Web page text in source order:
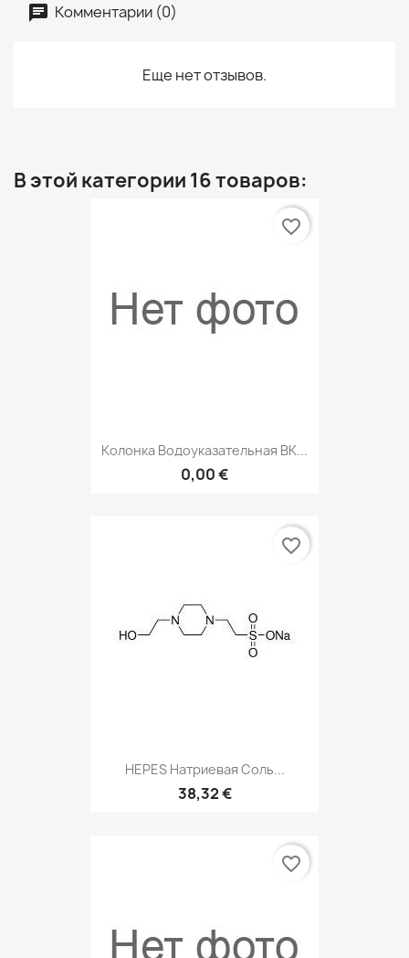
Комментарии (0)
Еще нет отзывов.
В этой категории 16 товаров:
Колонка Водоуказательная ВК...
0,00 €
favorite_border
HEPES Натриевая Соль...
38,32 €
favorite_border
favorite_border